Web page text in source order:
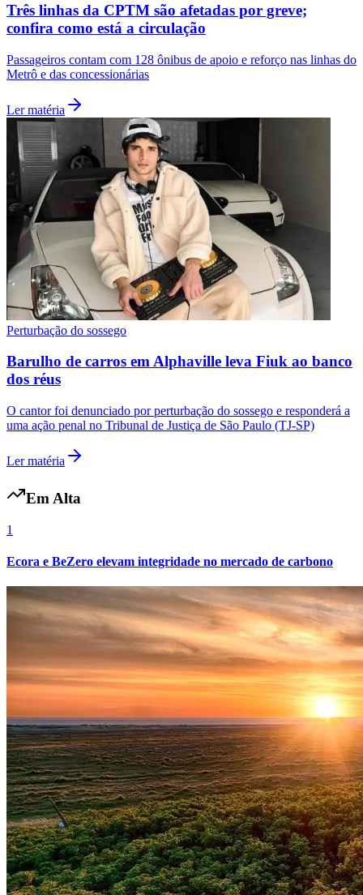
Fluminense
Vasco
Três linhas da CPTM são afetadas por greve;
confira como está a circulação
Passageiros contam com 128 ônibus de apoio e reforço nas linhas do
Metrô e das concessionárias
Ler matéria
Perturbação do sossego
Barulho de carros em Alphaville leva Fiuk ao banco
dos réus
O cantor foi denunciado por perturbação do sossego e responderá a
uma ação penal no Tribunal de Justiça de São Paulo (TJ-SP)
Ler matéria
Em Alta
1
Ecora e BeZero elevam integridade no mercado de carbono